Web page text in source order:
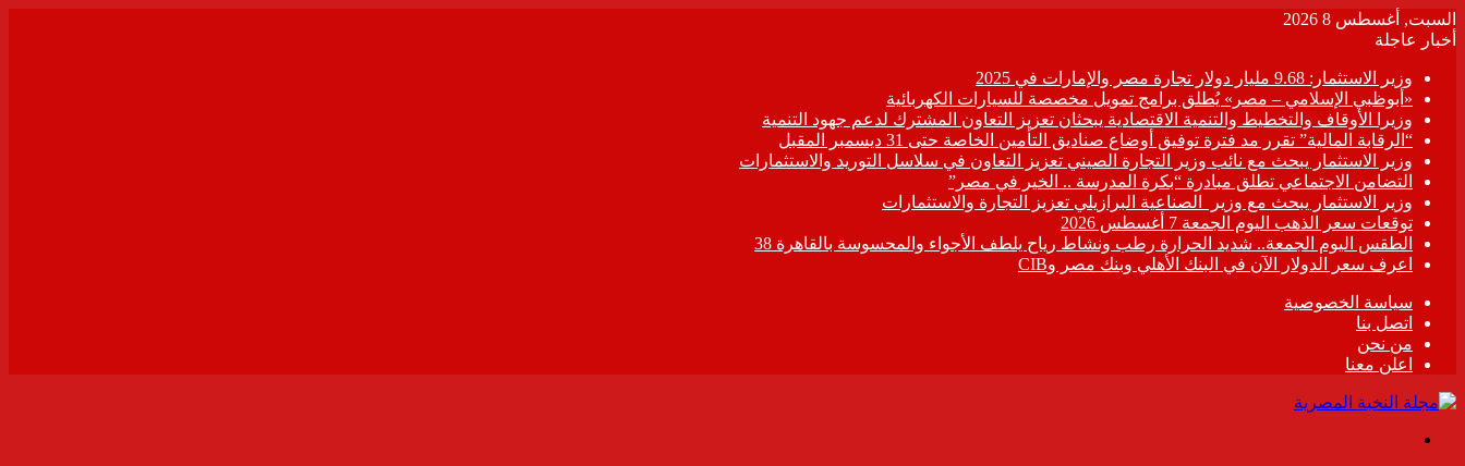
السبت, أغسطس 8 2026
أخبار عاجلة
وزير الاستثمار: 9.68 مليار دولار تجارة مصر والإمارات في 2025
«أبوظبي الإسلامي – مصر» يُطلق برامج تمويل مخصصة للسيارات الكهربائية
وزيرا الأوقاف والتخطيط والتنمية الاقتصادية يبحثان تعزيز التعاون المشترك لدعم جهود التنمية
“الرقابة المالية” تقرر مد فترة توفيق أوضاع صناديق التأمين الخاصة حتى 31 ديسمبر المقبل
وزير الاستثمار يبحث مع نائب وزير التجارة الصيني تعزيز التعاون في سلاسل التوريد والاستثمارات
التضامن الاجتماعي تطلق مبادرة “بكرة المدرسة .. الخير في مصر”
وزير الاستثمار يبحث مع وزير الصناعية البرازيلي تعزيز التجارة والاستثمارات
توقعات سعر الذهب اليوم الجمعة 7 أغسطس 2026
الطقس اليوم الجمعة.. شديد الحرارة رطب ونشاط رياح يلطف الأجواء والمحسوسة بالقاهرة 38
اعرف سعر الدولار الآن في البنك الأهلي وبنك مصر وCIB
سياسة الخصوصية
اتصل بنا
من نحن
اعلن معنا